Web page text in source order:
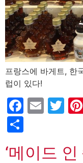
프랑스에 바게트, 한
럽이 있다!
‘메이드